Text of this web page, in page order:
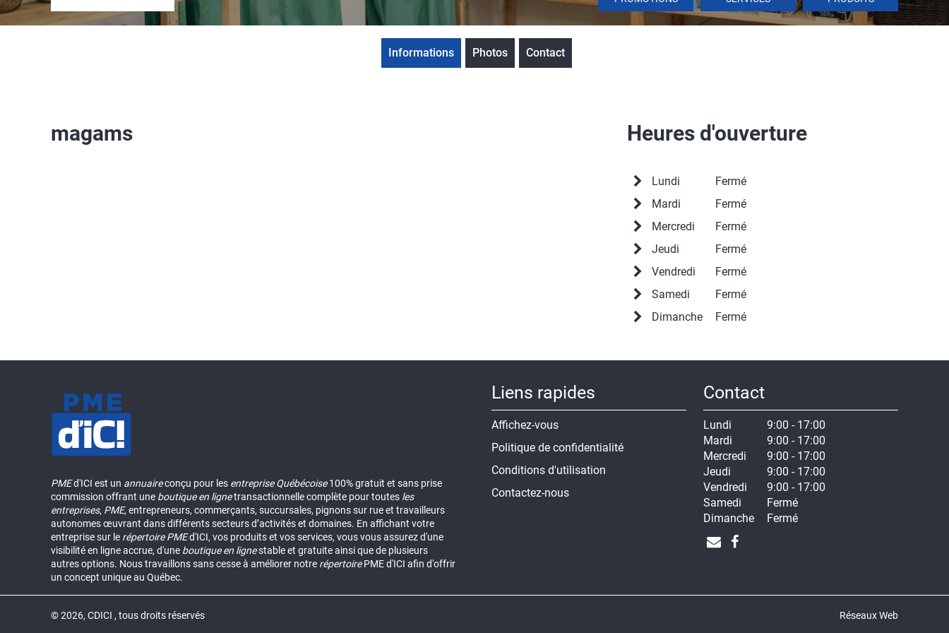
Informations Photos Contact
magams Heures d'ouverture
Lundi
Fermé
Mardi
Fermé
Mercredi
Fermé
Jeudi
Fermé
Vendredi
Fermé
Samedi
Fermé
Dimanche
Fermé
PMEd'ICI est un annuaireconçu pour les entreprise Québécoise100% gratuit et sans prise
commission offrant une boutique en lignetransactionnelle complète pour toutes les
entreprises, PME, entrepreneurs, commerçants, succursales, pignons sur rue et travailleurs
autonomes œuvrant dans différents secteurs d’activités et domaines. En affichant votre
entreprise sur le répertoire PMEd'ICI, vos produits et vos services, vous vous assurez d'une
visibilité en ligne accrue, d'une boutique en lignestable et gratuite ainsi que de plusieurs
autres options. Nous travaillons sans cesse à améliorer notre répertoirePME d'ICI afin d'offrir
un concept unique au Québec.
Liens rapides
Affichez-vous
Politique de confidentialité
Conditions d'utilisation
Contactez-nous
Contact
Lundi
9:00 - 17:00
Mardi
9:00 - 17:00
Mercredi
9:00 - 17:00
Jeudi
9:00 - 17:00
Vendredi
9:00 - 17:00
Samedi
Fermé
Dimanche
Fermé
© 2026, CDICI , tous droits réservés Réseaux Web